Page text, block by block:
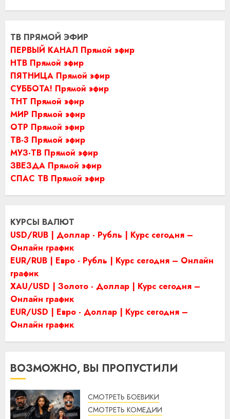
ТВ ПРЯМОЙ ЭФИР
ПЕРВЫЙ КАНАЛ Прямой эфир
НТВ Прямой эфир
ПЯТНИЦА Прямой эфир
СУББОТА! Прямой эфир
ТНТ Прямой эфир
МИР Прямой эфир
ОТР Прямой эфир
ТВ-3 Прямой эфир
МУЗ-ТВ Прямой эфир
ЗВЕЗДА Прямой эфир
СПАС ТВ Прямой эфир
КУРСЫ ВАЛЮТ
USD/RUB | Доллар - Рубль | Курс сегодня –
Онлайн график
EUR/RUB | Евро - Рубль | Курс сегодня – Онлайн
график
XAU/USD | Золото - Доллар | Курс сегодня –
Онлайн график
EUR/USD | Евро - Доллар | Курс сегодня –
Онлайн график
ВОЗМОЖНО, ВЫ ПРОПУСТИЛИ
СМОТРЕТЬ БОЕВИКИ
СМОТРЕТЬ КОМЕДИИ